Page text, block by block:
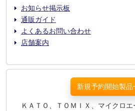
お知らせ掲示板
通販ガイド
よくあるお問い合わせ
店舗案内
新規予約開始製品
ＫＡＴＯ、ＴＯＭＩＸ、マイクロ